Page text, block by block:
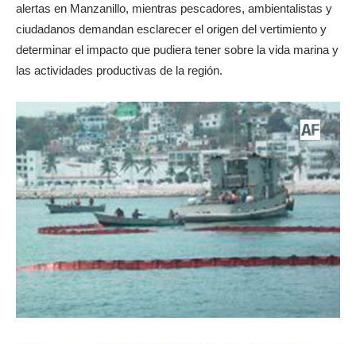
alertas en Manzanillo, mientras pescadores, ambientalistas y
ciudadanos demandan esclarecer el origen del vertimiento y
determinar el impacto que pudiera tener sobre la vida marina y
las actividades productivas de la región.